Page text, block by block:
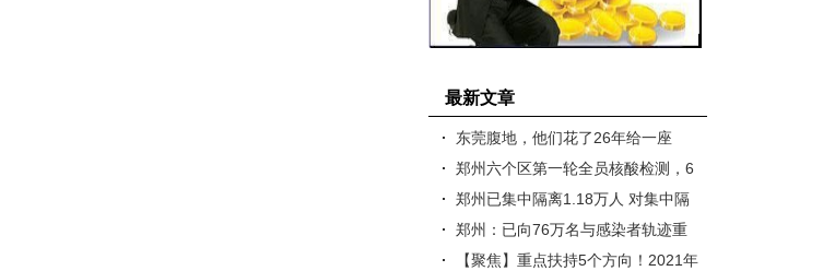
最新文章
东莞腹地，他们花了26年给一座
山“摸家底”
郑州六个区第一轮全员核酸检测，6
98万余人均为阴性
郑州已集中隔离1.18万人 对集中隔
离学生安排家长陪同
郑州：已向76万名与感染者轨迹重
合人员发送风险提示
【聚焦】重点扶持5个方向！2021年